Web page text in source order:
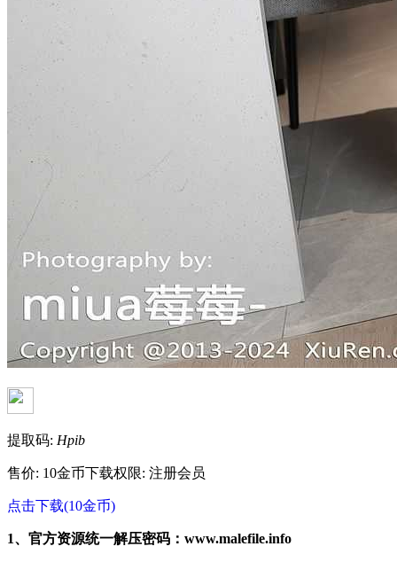
提取码: Hpib
售价: 10金币下载权限: 注册会员
点击下载(10金币)
1、官方资源统一解压密码：www.malefile.info